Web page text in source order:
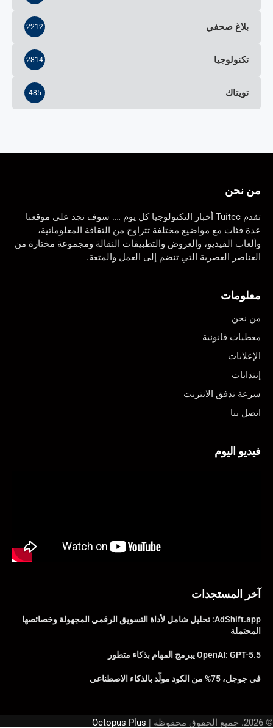
بلاغ صحفي 2212
تكنولوجيا 2814
تويتاك 485
من نحن
تقدم Tuitec أخبار التكنولوجيا كل يوم …. سوف تجد على موقعنا
عدة فئات مع مواضيع مختلفة تتراوح من الثقافة المعلوماتية،
وألعاب الفيديو، والعروض والتطبيقات النقالة ومجموعة مختارة من
العناصر العصرية التي تنضم إلى العمل والمتعة.
معلومات
من نحن
معطيات قانونية
الإعلانات
إنتدابات
سرعة تدفق الانترنت
اتصل بنا
فيديو اليوم
آخر المستجدات
AdShift.app: تحليل شامل لأداة التسويق الرقمي المجهولة وخصائصها
المحتملة
OpenAI: GPT-5.5 يبرمج المهام بذكاء متطور
في جوجل، 75% من الكود مولّد بالذكاء الاصطناعي
© 2026. جميع الحقوق محفوظة | Octopus Plus